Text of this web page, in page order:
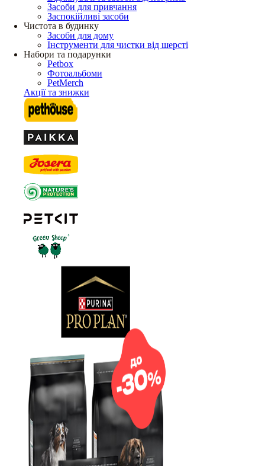
Засоби для привчання
Заспокійливі засоби
Чистота в будинку
Засоби для дому
Інструменти для чистки від шерсті
Набори та подарунки
Petbox
Фотоальбоми
PetMerch
Акції та знижки